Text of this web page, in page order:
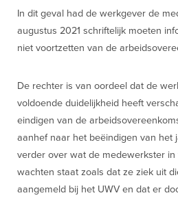
In dit geval had de werkgever de
augustus 2021 schriftelijk moeten
niet voortzetten van de
De rechter is van oordeel dat de
voldoende duidelijkheid heeft
eindigen van de
aanhef naar het beëindigen van het
verder over wat de medewerkster
wachten staat zoals dat ze ziek uit
aangemeld bij het UWV en dat er